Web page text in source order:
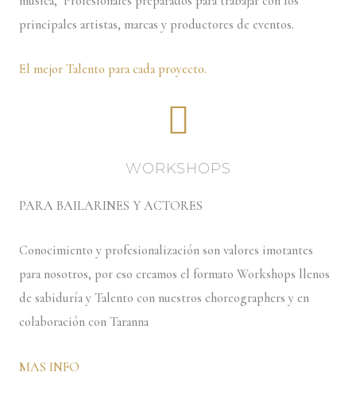
principales artistas, marcas y productores de eventos.
El mejor Talento para cada proyecto.
WORKSHOPS
PARA BAILARINES Y ACTORES
Conocimiento y profesionalización son valores imotantes
para nosotros, por eso creamos el formato Workshops llenos
de sabiduría y Talento con nuestros choreographers y en
colaboración con Taranna
MAS INFO